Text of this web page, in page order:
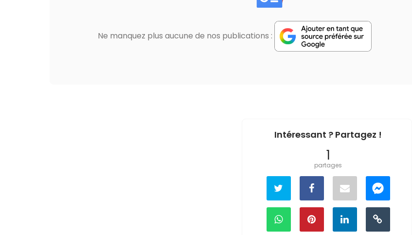
Ne manquez plus aucune de nos publications :
Intéressant ? Partagez !
1
partages